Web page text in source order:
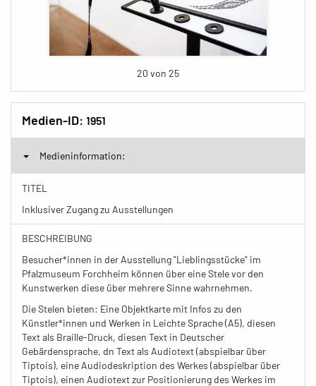
20 von 25
Medien-ID: 1951
Medieninformation:
TITEL
Inklusiver Zugang zu Ausstellungen
BESCHREIBUNG
Besucher*innen in der Ausstellung "Lieblingsstücke" im
Pfalzmuseum Forchheim können über eine Stele vor den
Kunstwerken diese über mehrere Sinne wahrnehmen.
Die Stelen bieten: Eine Objektkarte mit Infos zu den
Künstler*innen und Werken in Leichte Sprache (A5), diesen
Text als Braille-Druck, diesen Text in Deutscher
Gebärdensprache, dn Text als Audiotext (abspielbar über
Tiptois), eine Audiodeskription des Werkes (abspielbar über
Tiptois), einen Audiotext zur Positionierung des Werkes im